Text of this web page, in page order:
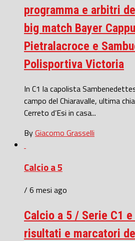
programma e arbitri
big match Bayer
Pietralacroce e
Polisportiva Victoria
In C1 la capolista
campo del Chiaravalle, ultima
Cerreto d’Esi in casa...
ByGiacomo Grasselli
Calcio a 5
/ 6 mesi ago
Calcio a 5 / Serie C1
risultati e marcatori